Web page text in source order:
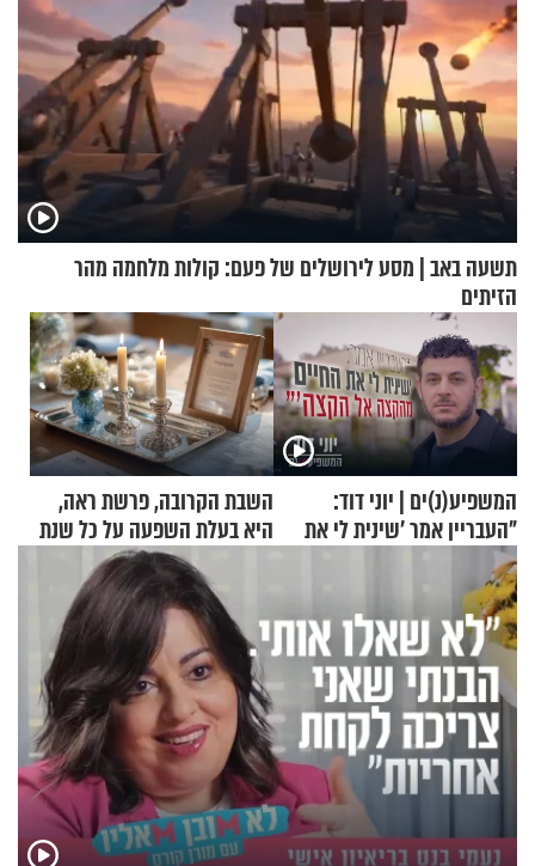
תשעה באב | מסע לירושלים של פעם: קולות מלחמה מהר
הזיתים
המשפיע(נ)ים | יוני דוד:
"העבריין אמר 'שינית לי את
החיים מהקצה אל הקצה'"
השבת הקרובה, פרשת ראה,
היא בעלת השפעה על כל שנת